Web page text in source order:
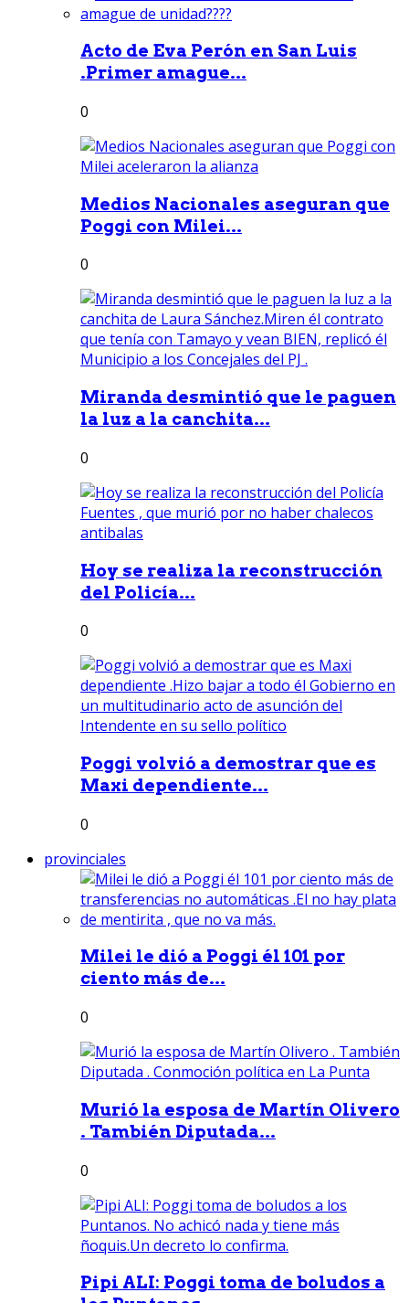
Acto de Eva Perón en San Luis
.Primer amague...
0
Medios Nacionales aseguran que
Poggi con Milei...
0
Miranda desmintió que le paguen
la luz a la canchita...
0
Hoy se realiza la reconstrucción
del Policía...
0
Poggi volvió a demostrar que es
Maxi dependiente...
0
provinciales
Milei le dió a Poggi él 101 por
ciento más de...
0
Murió la esposa de Martín Olivero
. También Diputada...
0
Pipi ALI: Poggi toma de boludos a